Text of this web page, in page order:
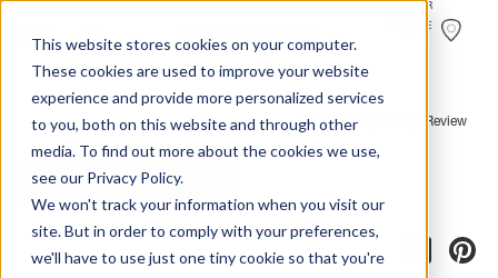
This website stores cookies on your computer.
These cookies are used to improve your website
experience and provide more personalized services
to you, both on this website and through other
media. To find out more about the cookies we use,
see our Privacy Policy.
We won't track your information when you visit our
site. But in order to comply with your preferences,
we'll have to use just one tiny cookie so that you're
TROUVER
REVENDE
Home > Review Overview > Lyd > Lyd 7 > Pro Tools Expert Lyd Review
LIRE L’AVIS COMPLET